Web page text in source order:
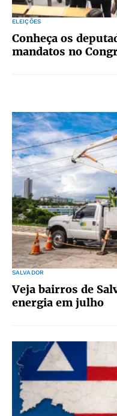
ELEIÇÕES
Conheça os
mandatos no
SALVADOR
Veja bairros de
energia em julho